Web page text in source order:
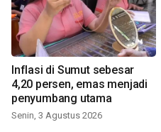
Inflasi di Sumut sebesar
4,20 persen, emas menjadi
penyumbang utama
Senin, 3 Agustus 2026